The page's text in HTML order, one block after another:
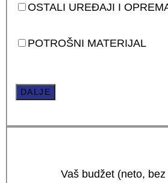
OSTALI UREĐAJI I
POTROŠNI MATERIJAL
DALJE
Vaš budžet (neto,